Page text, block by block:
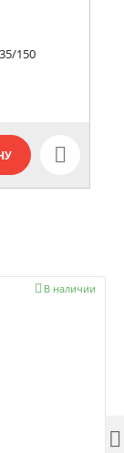
150
В наличии

